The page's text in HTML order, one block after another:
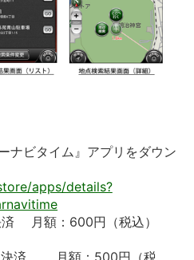
ナビタイム』アプリをダウン
apps/details?
済 月額：600円（税込）
済 月額：500円（税